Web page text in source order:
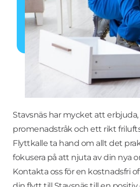
Stavsnäs har mycket att
promenadstråk och ett rikt
Flyttkalle ta hand om allt det
fokusera på att njuta av din nya
Kontakta oss för en kostnadsfri